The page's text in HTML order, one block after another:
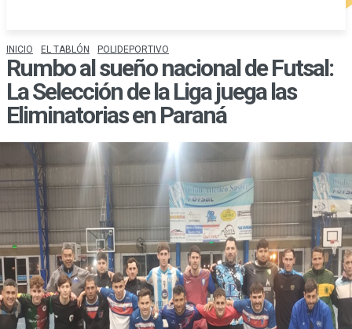
INICIO EL TABLÓN POLIDEPORTIVO
Rumbo al sueño nacional de Futsal:
La Selección de la Liga juega las
Eliminatorias en Paraná